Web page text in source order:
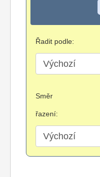
Řadit podle:
Směr
řazení: